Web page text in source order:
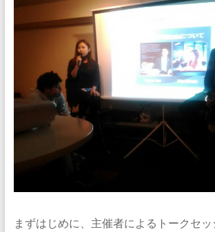
まずはじめに、主催者によるトークセッ